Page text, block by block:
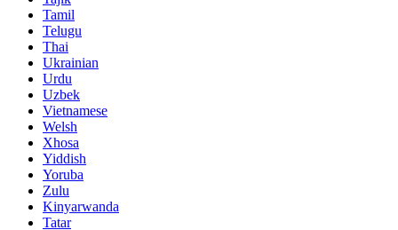
Tamil
Telugu
Thai
Ukrainian
Urdu
Uzbek
Vietnamese
Welsh
Xhosa
Yiddish
Yoruba
Zulu
Kinyarwanda
Tatar